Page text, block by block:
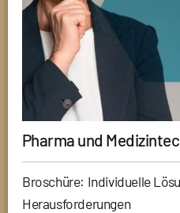
Pharma und
Broschüre: Individuelle
Herausforderungen